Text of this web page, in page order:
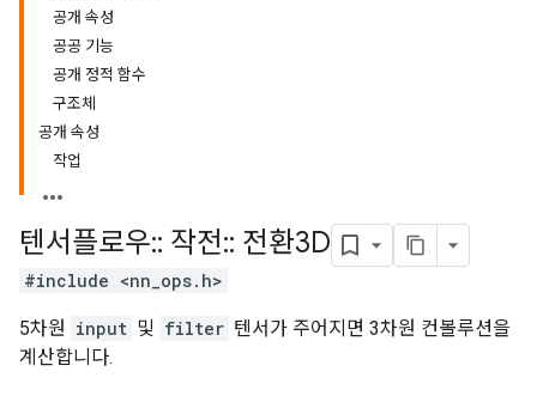
공개 속성
공공 기능
공개 정적 함수
구조체
공개 속성
작업
텐서플로우:: 작전:: 전환3D
#include <nn_ops.h>
5차원 input 및 filter 텐서가 주어지면 3차원 컨볼루션을
계산합니다.